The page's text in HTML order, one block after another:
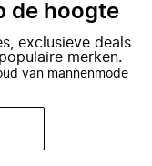
de hoogte
exclusieve deals
merken.
van mannenmode